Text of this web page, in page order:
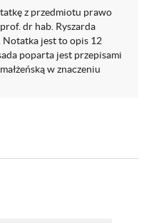
z przedmiotu prawo
dr hab. Ryszarda
Notatka jest to opis 12
poparta jest przepisami
w znaczeniu